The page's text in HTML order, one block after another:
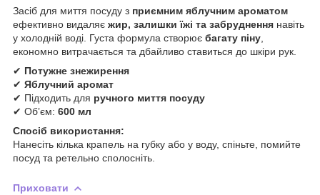
Засіб для миття посуду з приємним яблучним ароматом
ефективно видаляє жир, залишки їжі та забруднення навіть
у холодній воді. Густа формула створює багату піну
економно витрачається та дбайливо ставиться до шкіри рук.
✔ Потужне знежирення
✔ Яблучний аромат
✔ Підходить для ручного миття посуду
✔ Обʼєм: 600 мл
Спосіб використання:
Нанесіть кілька крапель на губку або у воду, спіньте, помийте
посуд та ретельно сполосніть.
Приховати